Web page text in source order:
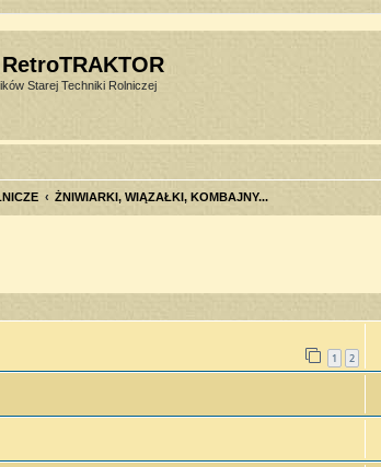
Starej Techniki Rolniczej
ŻNIWIARKI, WIĄZAŁKI, KOMBAJNY...
1 2